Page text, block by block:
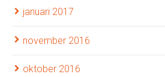
januari 2017
november 2016
oktober 2016